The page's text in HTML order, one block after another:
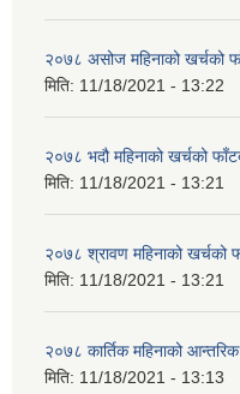
२०७८ असोज महिनाको खर्चको
मिति: 11/18/2021 - 13:22
२०७८ भदौ महिनाको खर्चको
मिति: 11/18/2021 - 13:21
२०७८ श्रावण महिनाको खर्चको
मिति: 11/18/2021 - 13:21
२०७८ कार्तिक महिनाको
मिति: 11/18/2021 - 13:13